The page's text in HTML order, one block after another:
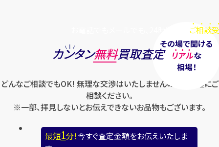
ご相談
その場で聞ける
リアルな
相場！
カンタン無料買取査定
どんなご相談でもOK! 無理な交渉はいたしませんのでお気軽にご
相談ください。
※一部、拝見しないとお伝えできないお品物もございます。
最短1分！今すぐ査定金額をお伝えいたしま